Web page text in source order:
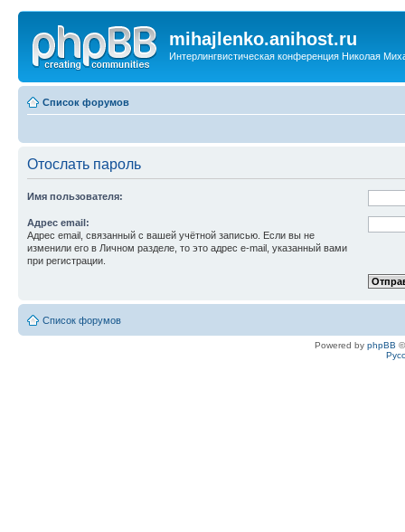
mihajlenko.anihost.ru
Интерлингвистическая конференция Николая
Список форумов
Отослать пароль
Имя пользователя:
Адрес email:
Адрес email, связанный с вашей учётной записью. Если вы не
изменили его в Личном разделе, то это адрес e-mail, указанный вами
при регистрации.
Список форумов
Powered by phpBB